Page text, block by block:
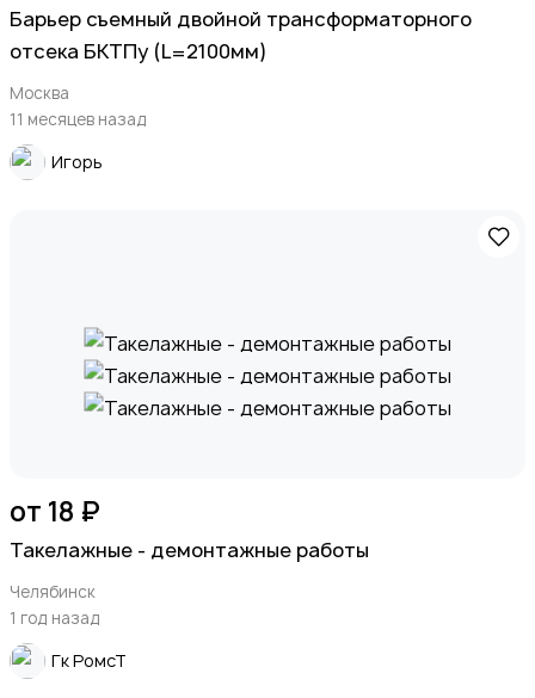
Барьер съемный двойной трансформаторного
отсека БКТПу (L=2100мм)
Москва
11 месяцев назад
Игорь
от 18 ₽
Такелажные - демонтажные работы
Челябинск
1 год назад
Гк РомсТ